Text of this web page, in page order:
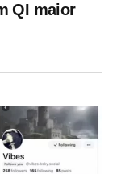
QI maior